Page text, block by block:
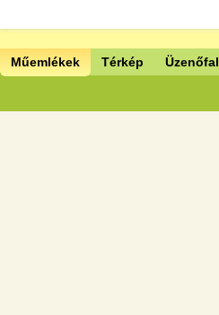
Műemlékek Térkép Üzenőfal